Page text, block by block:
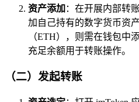
资产添加 ：在开展内部转
加自己持有的数字货币资
（ETH），则需在钱包中
充足余额用于转账操作。
（二）发起转账